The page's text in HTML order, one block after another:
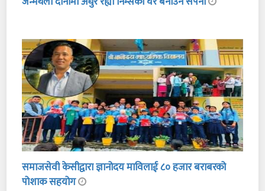
समाजसेवी केसीद्वारा ज्ञानोदय माविलाई ८० हजार बराबरको
पोशाक सहयोग